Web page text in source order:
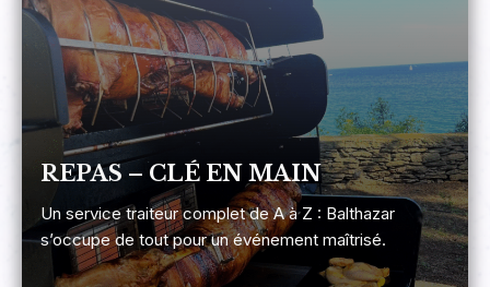
REPAS – CLÉ EN MAIN
Un service traiteur complet de A à Z : Balthazar
s’occupe de tout pour un événement maîtrisé.